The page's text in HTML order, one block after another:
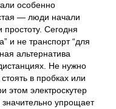
особенно
— люди начали
Сегодня
и не транспорт “для
альтернатива
Не нужно
в пробках или
этом электроскутер
упрощает